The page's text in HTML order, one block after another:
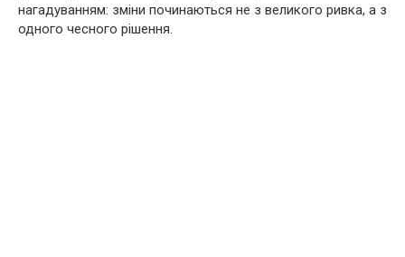
нагадуванням: зміни починаються не з великого ривка, а з
одного чесного рішення.